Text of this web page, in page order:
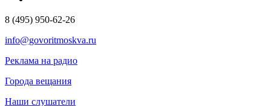
8 (495) 950-62-26
info@govoritmoskva.ru
Реклама на радио
Города вещания
Наши слушатели